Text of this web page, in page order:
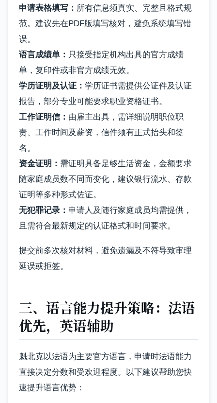
申请表格填写： 所有信息须真实、完整且格式规
范。建议先在PDF版填写核对，避免系统填写错
误。
语言成绩单： 只接受指定机构出具的官方成绩
单，复印件或非官方成绩无效。
学历证明及认证： 学历证书需提供公证件及认证
报告，部分专业可能要求职业资格证书。
工作证明信： 由雇主出具，需详细说明职位职
责、工作时间及薪资，信件须有正式抬头和签
名。
资金证明： 需证明具备足够生活资金，金额要求
随家庭成员数不同而变化，建议银行流水、存款
证明等多种形式佐证。
无犯罪记录： 申请人及随行家庭成员均需提供，
且需符合最新规定的认证格式和时间要求。
提交前多次核对材料，避免遗漏及不符导致审理
延误或拒签。
三、语言能力提升策略：法语
优先，英语辅助
魁北克以法语为主要官方语言，申请时法语能力
直接决定分数和受欢迎程度。以下建议帮助您快
速提升语言优势：